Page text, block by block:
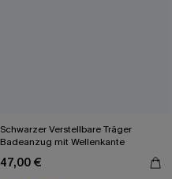
Schwarzer Verstellbare Träger
Badeanzug mit Wellenkante
47,00 €